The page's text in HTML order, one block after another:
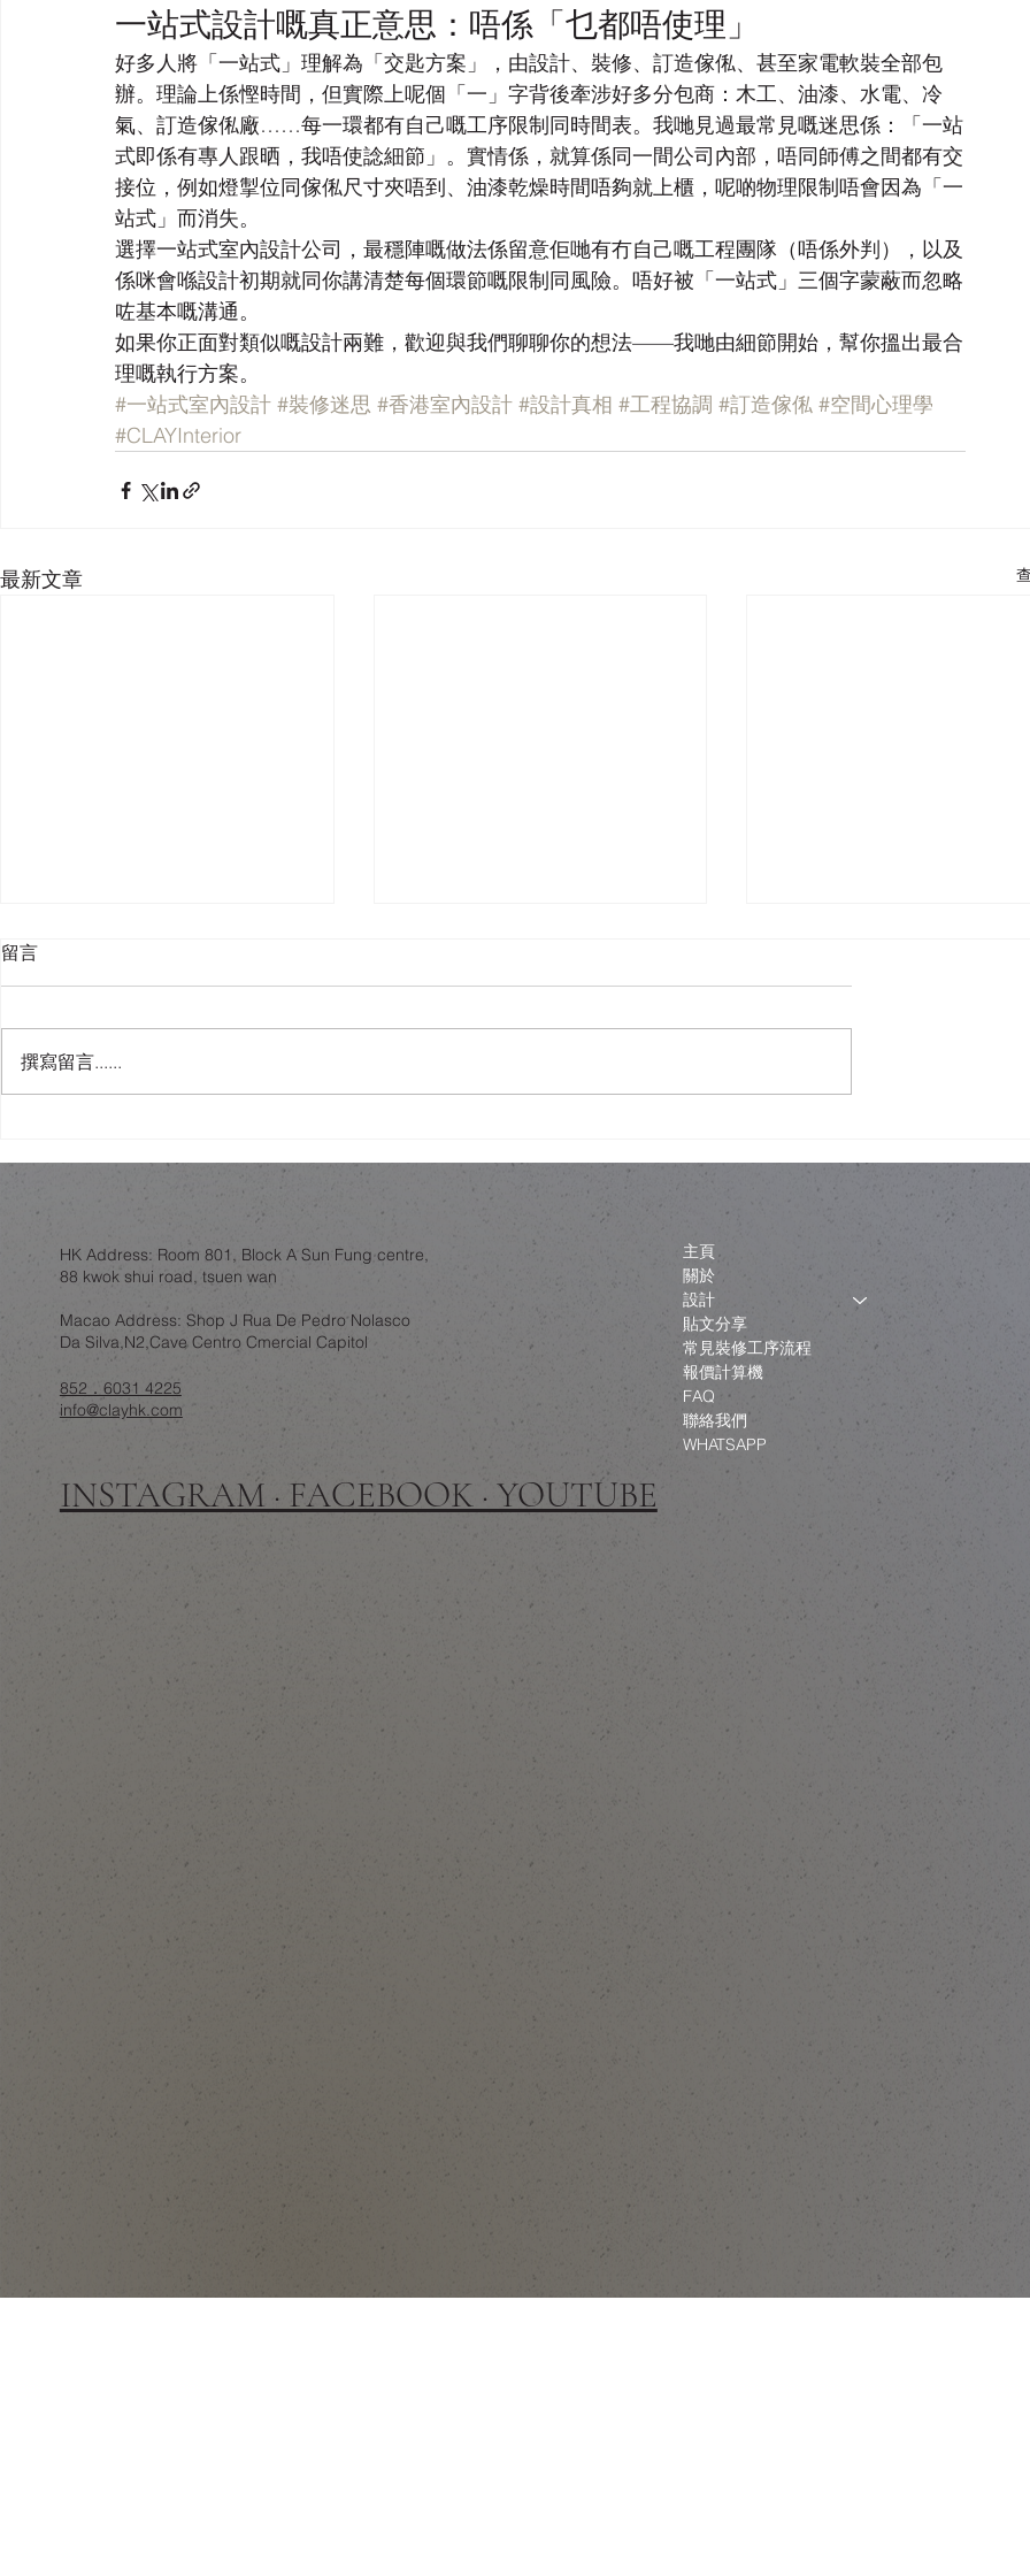
一站式設計嘅真正意思：唔係「乜都唔使理」
好多人將「一站式」理解為「交匙方案」，由設計、裝修、訂造傢俬、甚至家電軟裝全部包
辦。理論上係慳時間，但實際上呢個「一」字背後牽涉好多分包商：木工、油漆、水電、冷
氣、訂造傢俬廠……每一環都有自己嘅工序限制同時間表。我哋見過最常見嘅迷思係：「一站
式即係有專人跟晒，我唔使諗細節」。實情係，就算係同一間公司內部，唔同師傅之間都有交
接位，例如燈掣位同傢俬尺寸夾唔到、油漆乾燥時間唔夠就上櫃，呢啲物理限制唔會因為「一
站式」而消失。
選擇一站式室內設計公司，最穩陣嘅做法係留意佢哋有冇自己嘅工程團隊（唔係外判），以及
係咪會喺設計初期就同你講清楚每個環節嘅限制同風險。唔好被「一站式」三個字蒙蔽而忽略
咗基本嘅溝通。
如果你正面對類似嘅設計兩難，歡迎與我們聊聊你的想法——我哋由細節開始，幫你搵出最合
理嘅執行方案。
#一站式室內設計 #裝修迷思 #香港室內設計 #設計真相 #工程協調 #訂造傢俬 #空間心理學
#CLAYInterior
最新文章
可以有「可開合屋頂」嘅智
錯視設計作為一層誘餌
練：結構限制下的設計取捨
留言
撰寫留言......
HK Address: Room 801, Block A Sun Fung centre,
88 kwok shui road, tsuen wan
Macao Address: Shop J Rua De Pedro Nolasco
Da Silva,N2,Cave Centro Cmercial Capitol
852．6031 4225
info@clayhk.com
INSTAGRAM · FACEBOOK · YOUTUBE
主頁
關於
設計
貼文分享
常見裝修工序流程
報價計算機
FAQ
聯絡我們
WHATSAPP